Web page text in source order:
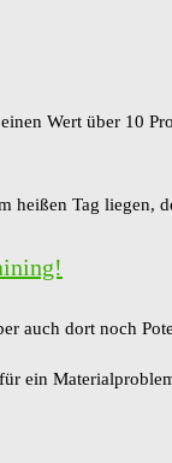
Wert über 10
heißen Tag
auch dort noch
ein